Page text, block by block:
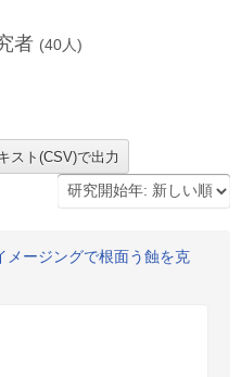
者 (40人)
メージングで根面う蝕を克